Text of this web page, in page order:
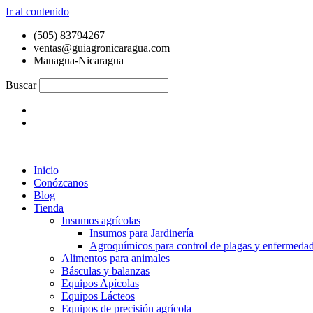
Ir al contenido
(505) 83794267
ventas@guiagronicaragua.com
Managua-Nicaragua
Buscar
Inicio
Conózcanos
Blog
Tienda
Insumos agrícolas
Insumos para Jardinería
Agroquímicos para control de plagas y
Alimentos para animales
Básculas y balanzas
Equipos Apícolas
Equipos Lácteos
Equipos de precisión agrícola